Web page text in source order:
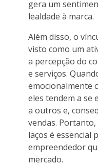
gera um
lealdade à marca.
Além disso, o
visto como um
a percepção do
e serviços.
emocionalmente
eles tendem a se
a outros e,
vendas.
laços é essencial
empreendedor
mercado.